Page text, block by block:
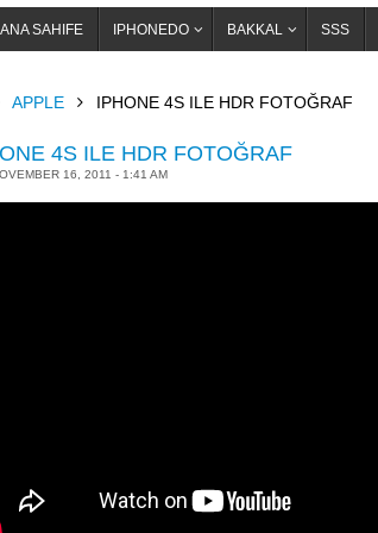
ANA SAHIFE IPHONEDO BAKKAL SSS
APPLE IPHONE 4S ILE HDR FOTOĞRAF
4S ILE HDR FOTOĞRAF
16, 2011 - 1:41 AM